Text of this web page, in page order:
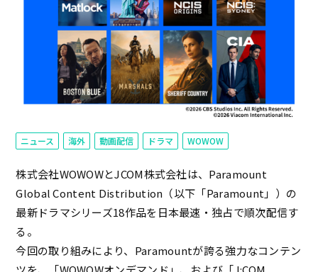
ニュース 海外 動画配信 ドラマ WOWOW
株式会社WOWOWとJCOM株式会社は、Paramount
Global Content Distribution（以下「Paramount」）の
最新ドラマシリーズ18作品を日本最速・独占で順次配信す
る。
今回の取り組みにより、Paramountが誇る強力なコンテン